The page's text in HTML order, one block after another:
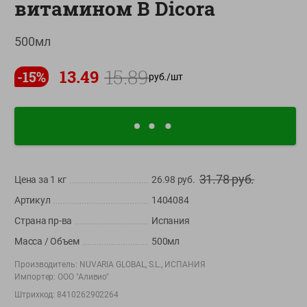
О сервисе
Настройки файлов cookie
Мой Green
доставкой и бонусной картой
Store
Play
+375 44 560-60-61
Время работы Call-центра: Пн.- Пт. с 09.00 до 17.00, СБ, ВС -
выходной
shop@green-market.by
витамином В Dicora
500мл
-15% 13.49 15.89руб./шт
Цена за 1 кг 26.98 руб. 31.78руб.
Артикул
1404084
Страна пр-ва
Испания
Масса / Объем
500мл
Производитель: NUVARIA GLOBAL, S.L., ИСПАНИЯ
Импортер: ООО "Аливио"
Штрихкод: 8410262902264